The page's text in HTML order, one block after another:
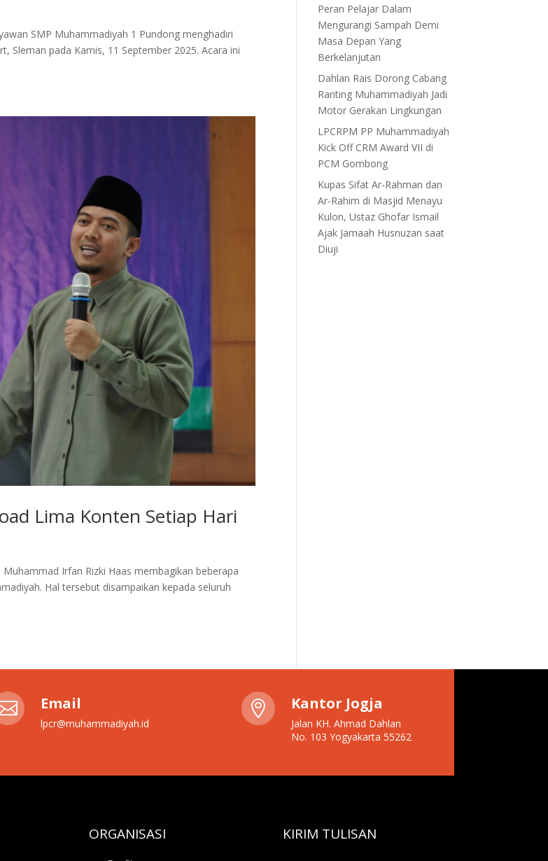
SMP Muhammadiyah 1 Pundong menghadiri
Sleman pada Kamis, 11 September 2025. Acara ini
Lima Konten Setiap Hari
Irfan Rizki Haas membagikan beberapa
Hal tersebut disampaikan kepada seluruh
Peran Pelajar Dalam
Mengurangi Sampah Demi
Masa Depan Yang
Berkelanjutan
Dahlan Rais Dorong Cabang
Ranting Muhammadiyah Jadi
Motor Gerakan Lingkungan
LPCRPM PP Muhammadiyah
Kick Off CRM Award VII di
PCM Gombong
Kupas Sifat Ar-Rahman dan
Ar-Rahim di Masjid Menayu
Kulon, Ustaz Ghofar Ismail
Ajak Jamaah Husnuzan saat
Diuji
Email
lpcr@muhammadiyah.id
 Kantor Jogja
Jalan KH. Ahmad Dahlan
No. 103 Yogyakarta 55262
ORGANISASI KIRIM TULISAN